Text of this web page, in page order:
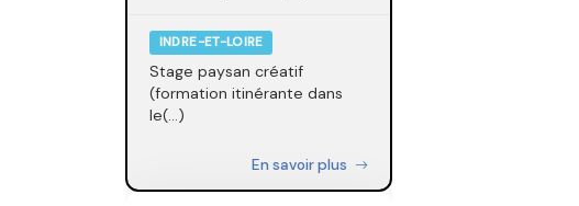
INDRE-ET-LOIRE
Stage paysan créatif
(formation itinérante dans
le(...)
En savoir plus